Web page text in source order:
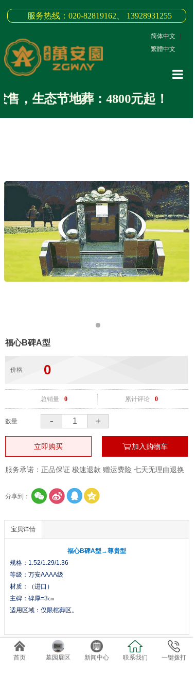
缅怀
联系
服务热线：020-82819162、 13928931255
简体中文
繁體中文
，生态节地葬：4800元起！
福心B碑A型
价格 0
总销量 0 累计评论 0
数量 - +
服务承诺：正品保证 极速退款 赠运费险 七天无理由退换
分享到：
宝贝详情
福心B碑A型→尊贵型
规格：1.52/1.29/1.36
等级：万安AAAA级
材质：（进口）
主碑：碑厚=3㎝
适用区域：仅限棺葬区。
首页 墓园展区 新闻中心 联系我们 一键拨打